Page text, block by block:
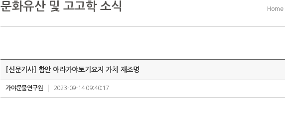
문화유산 및 고고학 소식 Home
[신문기사] 함안 아라가야토기요지 가치 재조명
가야문물연구원 2023-09-14 09:40:17